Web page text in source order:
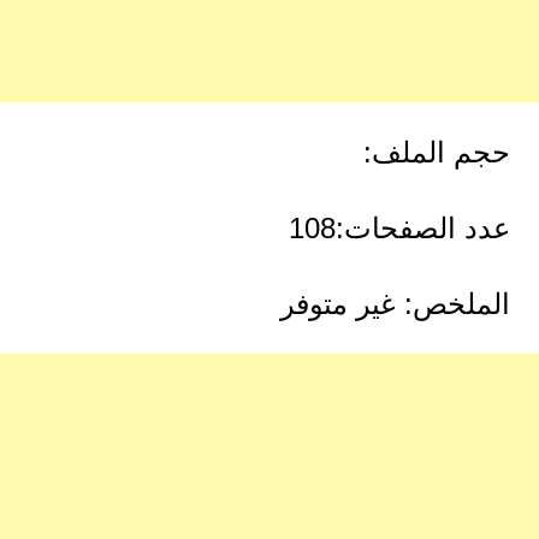
حجم الملف:
عدد الصفحات:108
الملخص: غير متوفر